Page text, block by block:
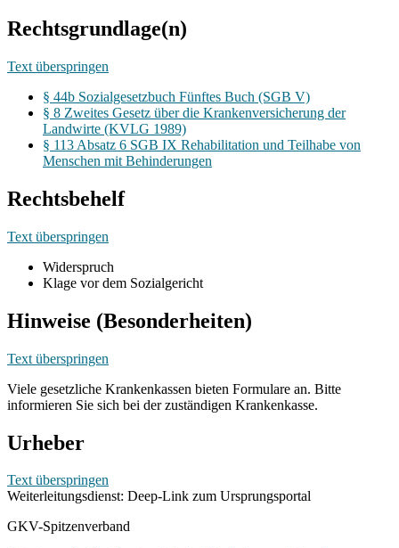
Rechtsgrundlage(n)
Text überspringen
§ 44b Sozialgesetzbuch Fünftes Buch (SGB V)
§ 8 Zweites Gesetz über die Krankenversicherung der
Landwirte (KVLG 1989)
§ 113 Absatz 6 SGB IX Rehabilitation und Teilhabe von
Menschen mit Behinderungen
Rechtsbehelf
Text überspringen
Widerspruch
Klage vor dem Sozialgericht
Hinweise (Besonderheiten)
Text überspringen
Viele gesetzliche Krankenkassen bieten Formulare an. Bitte
informieren Sie sich bei der zuständigen Krankenkasse.
Urheber
Text überspringen
Weiterleitungsdienst: Deep-Link zum Ursprungsportal
GKV-Spitzenverband